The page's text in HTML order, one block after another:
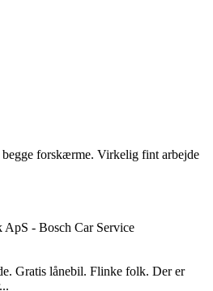
forskærme. Virkelig fint arbejde
- Bosch Car Service
Gratis lånebil. Flinke folk. Der er